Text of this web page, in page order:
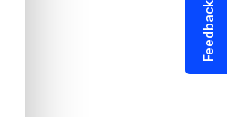
Feedback